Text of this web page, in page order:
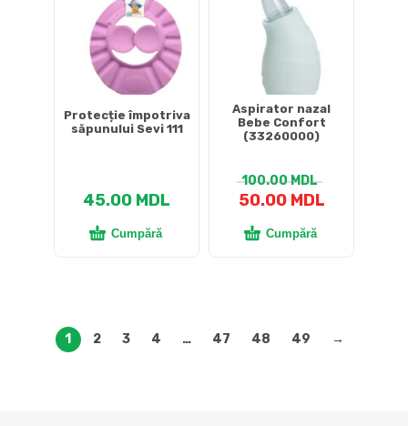
Protecție împotriva
săpunului Sevi 111
45.00 MDL
Cumpără
Aspirator nazal
Bebe Confort
(33260000)
100.00MDL
50.00 MDL
Cumpără
1 2 3 4 … 47 48 49 →